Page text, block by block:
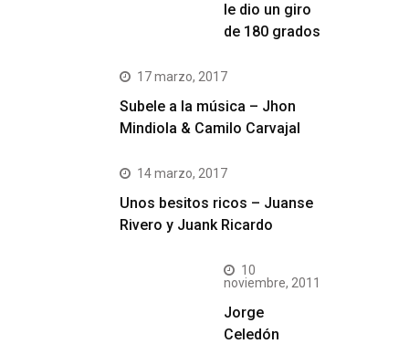
le dio un giro
de 180 grados
17 marzo, 2017
Subele a la música – Jhon
Mindiola & Camilo Carvajal
14 marzo, 2017
Unos besitos ricos – Juanse
Rivero y Juank Ricardo
10
noviembre, 2011
Jorge
Celedón